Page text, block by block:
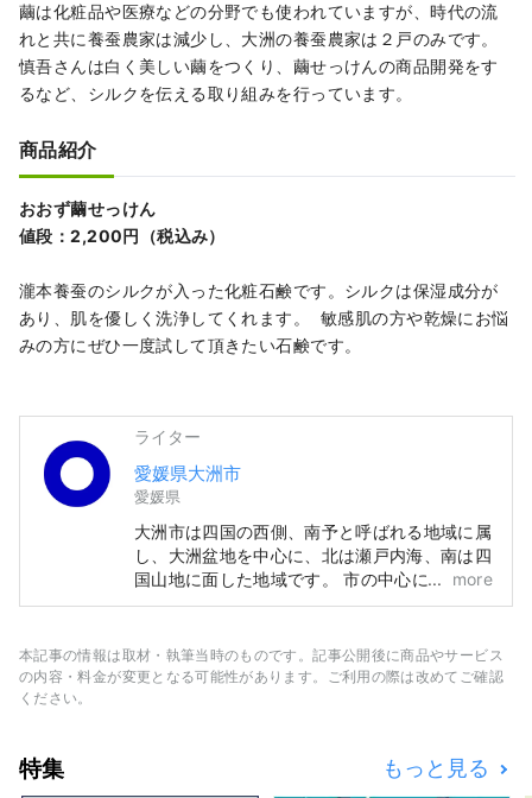
繭は化粧品や医療などの分野でも使われていますが、時代の流
れと共に養蚕農家は減少し、大洲の養蚕農家は２戸のみです。
慎吾さんは白く美しい繭をつくり、繭せっけんの商品開発をす
るなど、シルクを伝える取り組みを行っています。
商品紹介
おおず繭せっけん
値段：2,200円（税込み）
瀧本養蚕のシルクが入った化粧石鹸です。シルクは保湿成分が
あり、肌を優しく洗浄してくれます。 敏感肌の方や乾燥にお悩
みの方にぜひ一度試して頂きたい石鹸です。
ライター
愛媛県大洲市
愛媛県
大洲市は四国の西側、南予と呼ばれる地域に属
し、大洲盆地を中心に、北は瀬戸内海、南は四
国山地に面した地域です。 市の中心には清
流・肱川が流れ、その名の由来ともいわれるよ
ることで、自然・歴史文化・名産品に多くの恵
みをもたらしました。 江戸の昔、大洲城の城
more
本記事の情報は取材・執筆当時のものです。記事公開後に商品やサービス
の内容・料金が変更となる可能性があります。ご利用の際は改めてご確認
ください。
特集 もっと見る